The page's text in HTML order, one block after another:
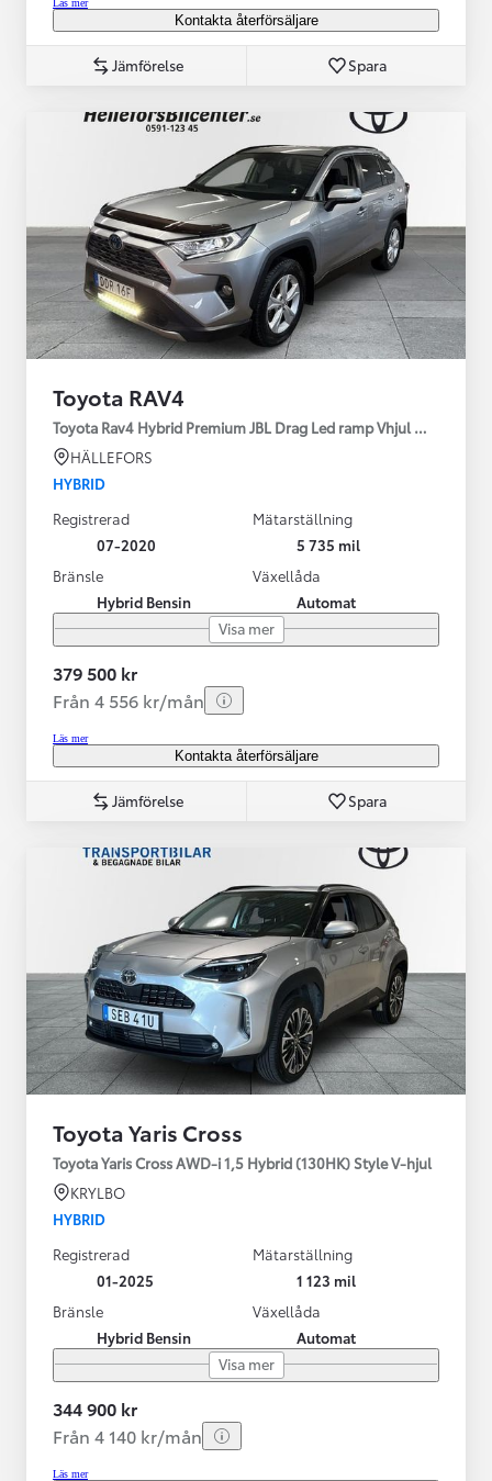
Läs mer
Kontakta återförsäljare
Jämförelse Spara
Toyota RAV4
Toyota Rav4 Hybrid Premium JBL Drag Led ramp Vhjul motorv
HÄLLEFORS
HYBRID
Registrerad
07-2020
Mätarställning
5 735 mil
Bränsle
Hybrid Bensin
Växellåda
Automat
Visa mer
379 500 kr
Från 4 556 kr/mån
Läs mer
Kontakta återförsäljare
Jämförelse Spara
Toyota Yaris Cross
Toyota Yaris Cross AWD-i 1,5 Hybrid (130HK) Style V-hjul
KRYLBO
HYBRID
Registrerad
01-2025
Mätarställning
1 123 mil
Bränsle
Hybrid Bensin
Växellåda
Automat
Visa mer
344 900 kr
Från 4 140 kr/mån
Läs mer